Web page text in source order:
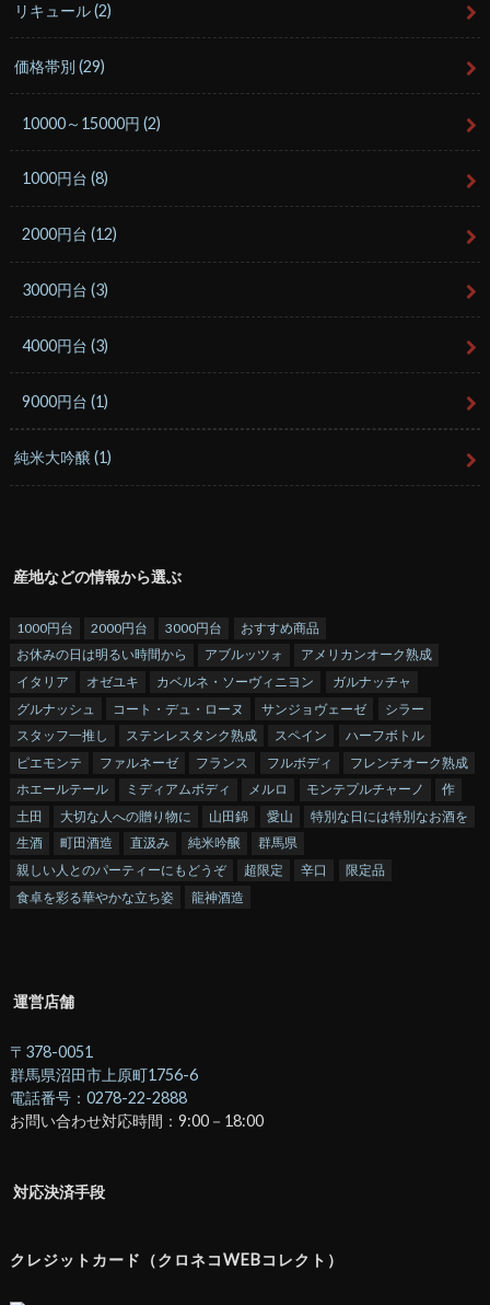
リキュール(2)
価格帯別(29)
10000～15000円(2)
1000円台(8)
2000円台(12)
3000円台(3)
4000円台(3)
9000円台(1)
純米大吟醸(1)
産地などの情報から選ぶ
1000円台 2000円台 3000円台
おすすめ商品
お休みの日は明るい時間から
アブルッツォ
アメリカンオーク熟成
イタリア
オゼユキ カベルネ・ソーヴィニヨン
ガルナッチャ
グルナッシュ
コート・デュ・ローヌ サンジョヴェーゼ
シラー
スタッフ一推し
ステンレスタンク熟成 スペイン
ハーフボトル
ピエモンテ
ファルネーゼ フランス フルボディ
フレンチオーク熟成
ホエールテール
ミディアムボディ メルロ モンテプルチャーノ
作
土田
大切な人への贈り物に 山田錦 愛山
特別な日には特別なお酒を
生酒
町田酒造 直汲み 純米吟醸
群馬県
親しい人とのパーティーにもどうぞ
超限定 辛口
限定品
食卓を彩る華やかな立ち姿
龍神酒造
運営店舗
〒378-0051
群馬県沼田市上原町1756-6
電話番号：0278-22-2888
お問い合わせ対応時間：9:00－18:00
対応決済手段
クレジットカード（クロネコWEBコレクト）